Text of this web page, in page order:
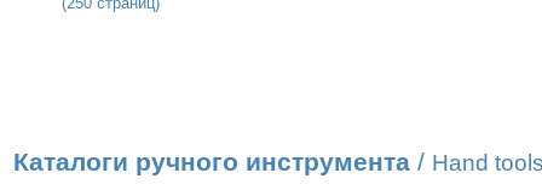
Каталоги ручного инструмента / Hand